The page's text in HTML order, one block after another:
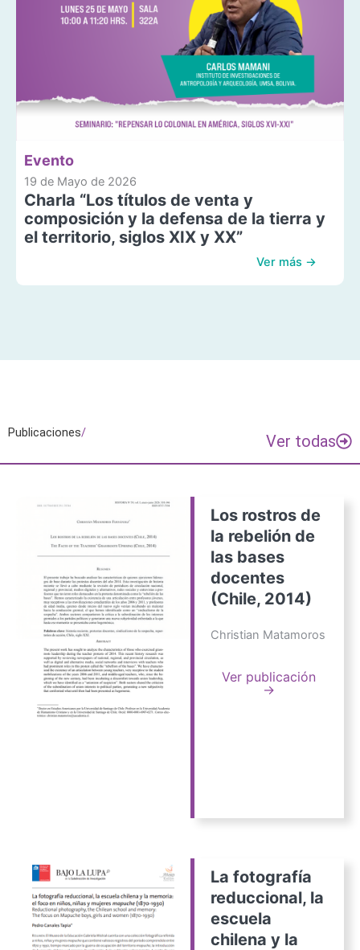
Evento
19 de Mayo de 2026
Charla “Los títulos de venta y
composición y la defensa de la tierra y
el territorio, siglos XIX y XX”
Ver más →
Publicaciones/ Ver todas
Los rostros de
la rebelión de
las bases
docentes
(Chile, 2014)
Christian Matamoros
Ver publicación
→
La fotografía
reduccional, la
escuela
chilena y la